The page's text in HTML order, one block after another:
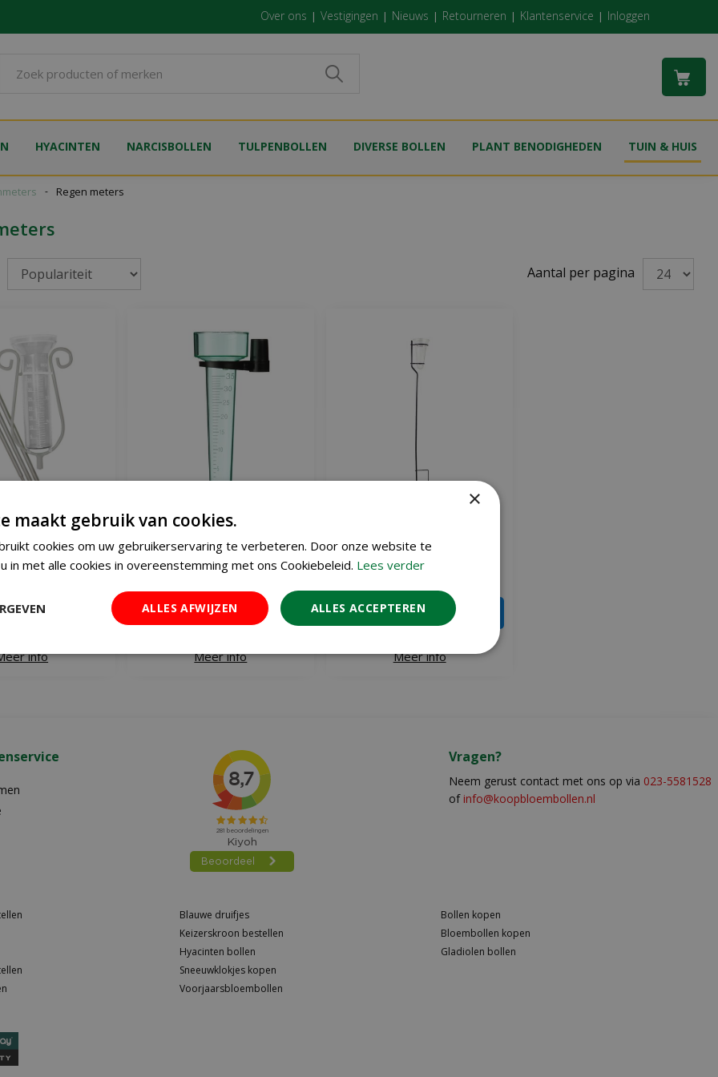
Regen meters
Over ons Vestigingen Nieuws Retourneren Klantenservice Inloggen
HYACINTEN NARCISBOLLEN TULPENBOLLEN DIVERSE BOLLEN PLANT BENODIGHEDEN TUIN & HUIS
Aantal per pagina
40 ml
€ 5, 99
info
Nature regenmeter 35 ml
€5 ,99
Meer info
IN WINKELWAGEN
steel 130 cm
€23
Meer info
IN WINKELWAGEN
Vragen?
Neem gerust contact met ons op via 023-5581528
of info@koopbloembollen.nl
Blauwe druifjes
Keizerskroon bestellen
Hyacinten bollen
Sneeuwklokjes kopen
Voorjaarsbloembollen
Bollen kopen
Bloembollen kopen
Gladiolen bollen
×
maakt gebruik van cookies.
cookies om uw gebruikerservaring te verbeteren. Door onze website te
in met alle cookies in overeenstemming met ons Cookiebeleid. Lees verder
ALLES ACCEPTEREN
ALLES AFWIJZEN